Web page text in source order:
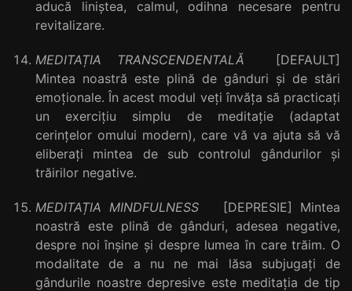
aducă liniștea, calmul, odihna necesare pentru
revitalizare.
MEDITAȚIA TRANSCENDENTALĂ [DEFAULT]
Mintea noastră este plină de gânduri şi de stări
emoționale. În acest modul veți învăța să practicați
un exercițiu simplu de meditație (adaptat
cerințelor omului modern), care vă va ajuta să vă
eliberați mintea de sub controlul gândurilor şi
trăirilor negative.
MEDITAȚIA MINDFULNESS [DEPRESIE] Mintea
noastră este plină de gânduri, adesea negative,
despre noi înşine şi despre lumea în care trăim. O
modalitate de a nu ne mai lăsa subjugați de
gândurile noastre depresive este meditația de tip